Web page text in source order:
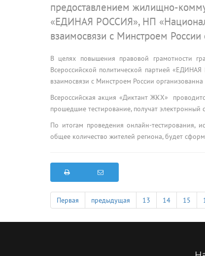
предоставлением жилищно-
«ЕДИНАЯ РОССИЯ», НП
взаимосвязи с Минстроем
В целях повышения правовой грамотности
Всероссийской политической партией
взаимосвязи с Минстроем России
Всероссийская акция «Диктант ЖКХ»
прошедшие тестирование, получат электронный
По итогам проведения онлайн-тестирования,
общее количество жителей региона, будет
Первая предыдущая 13 14 15